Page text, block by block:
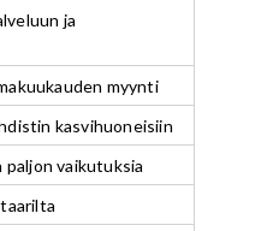
ja
myynti
kasvihuoneisiin
paljon vaikutuksia